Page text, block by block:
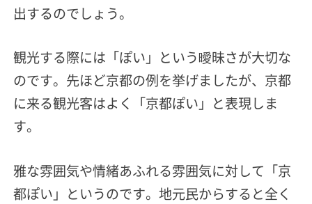
出するのでしょう。
観光する際には「ぽい」という曖昧さが大切な
のです。先ほど京都の例を挙げましたが、京都
に来る観光客はよく「京都ぽい」と表現しま
す。
雅な雰囲気や情緒あふれる雰囲気に対して「京
都ぽい」というのです。地元民からすると全く